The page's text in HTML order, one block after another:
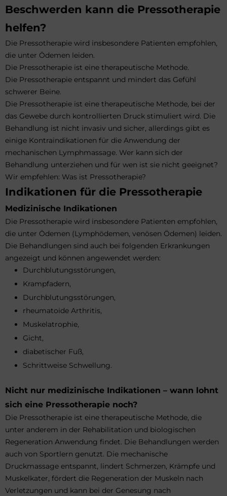
Beschwerden kann die Pressotherapie
helfen?
Die Pressotherapie wird insbesondere Patienten empfohlen,
die unter Ödemen leiden.
Die Pressotherapie ist eine therapeutische Methode.
Die Pressotherapie entspannt und mindert das Gefühl
schwerer Beine.
Die Pressotherapie ist eine therapeutische Methode, bei der
das Gewebe durch kontrollierten Druck stimuliert wird. Die
Behandlung ist nicht invasiv und sicher, allerdings gibt es
einige Kontraindikationen für die Anwendung der
mechanischen Lymphmassage. Wer kann sich der
Behandlung unterziehen und für wen ist sie nicht geeignet?
Wir empfehlen: Was ist Pressotherapie?
Indikationen für die Pressotherapie
Medizinische Indikationen
Die Pressotherapie wird insbesondere Patienten empfohlen,
die unter Ödemen (Lymphödemen, venösen Ödemen) leiden.
Die Behandlungen sind auch bei folgenden Erkrankungen
angezeigt und können angewendet werden:
Durchblutungsstörungen,
Krampfadern,
Durchblutungsstörungen,
rheumatoide Arthritis,
Muskelatrophie,
Gicht,
diabetischer Fuß,
Schrittweise Schwellung.
Nicht nur medizinische Indikationen – wann lohnt
sich eine Pressotherapie noch?
Die Pressotherapie ist eine therapeutische Methode, die
unter anderem in der Rehabilitation und biologischen
Regeneration Anwendung findet. Die Behandlungen werden
auch von Sportlern genutzt. Die mechanische
Druckmassage entspannt, lindert Schmerzen, Krämpfe und
Muskelkater, fördert die Regeneration der Muskeln nach
Verletzungen und kann bei der Genesung nach